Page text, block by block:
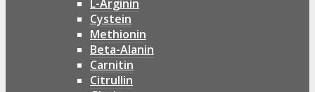
L-Arginin
Cystein
Methionin
Beta-Alanin
Carnitin
Citrullin